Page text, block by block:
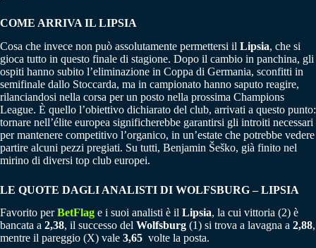
COME ARRIVA IL LIPSIA
Cosa che invece non può assolutamente permettersi il Lipsia, che si
gioca tutto in questo finale di stagione. Dopo il cambio in panchina, gli
ospiti hanno subito l’eliminazione in Coppa di Germania, sconfitti in
semifinale dallo Stoccarda, ma in campionato hanno saputo reagire,
rilanciandosi nella corsa per un posto nella prossima Champions
League. È quello l’obiettivo dichiarato del club, arrivati a questo punto:
tornare nell’élite europea significherebbe garantirsi gli introiti necessari
per mantenere competitivo l’organico, in un’estate che potrebbe vedere
partire alcuni pezzi pregiati. Su tutti, Benjamin Šeško, già finito nel
mirino di diversi top club europei.
LE QUOTE DAGLI ANALISTI DI WOLFSBURG – LIPSIA
Favorito perBetFlag e i suoi analisti è il Lipsia, la cui vittoria (2) è
bancata a 2,38, il successo del Wolfsburg (1) si trova a lavagna a 2,88,
mentre il pareggio (X) vale 3,65 volte la posta.